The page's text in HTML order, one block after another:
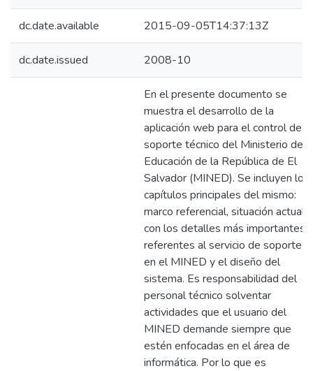
dc.date.available 2015-09-05T14:37:13Z
dc.date.issued 2008-10
En el presente documento se
muestra el desarrollo de la
aplicación web para el control de
soporte técnico del Ministerio de
Educación de la República de El
Salvador (MINED). Se incluyen los
capítulos principales del mismo:
marco referencial, situación actual,
con los detalles más importantes
referentes al servicio de soporte
en el MINED y el diseño del
sistema. Es responsabilidad del
personal técnico solventar
actividades que el usuario del
MINED demande siempre que
estén enfocadas en el área de
informática. Por lo que es